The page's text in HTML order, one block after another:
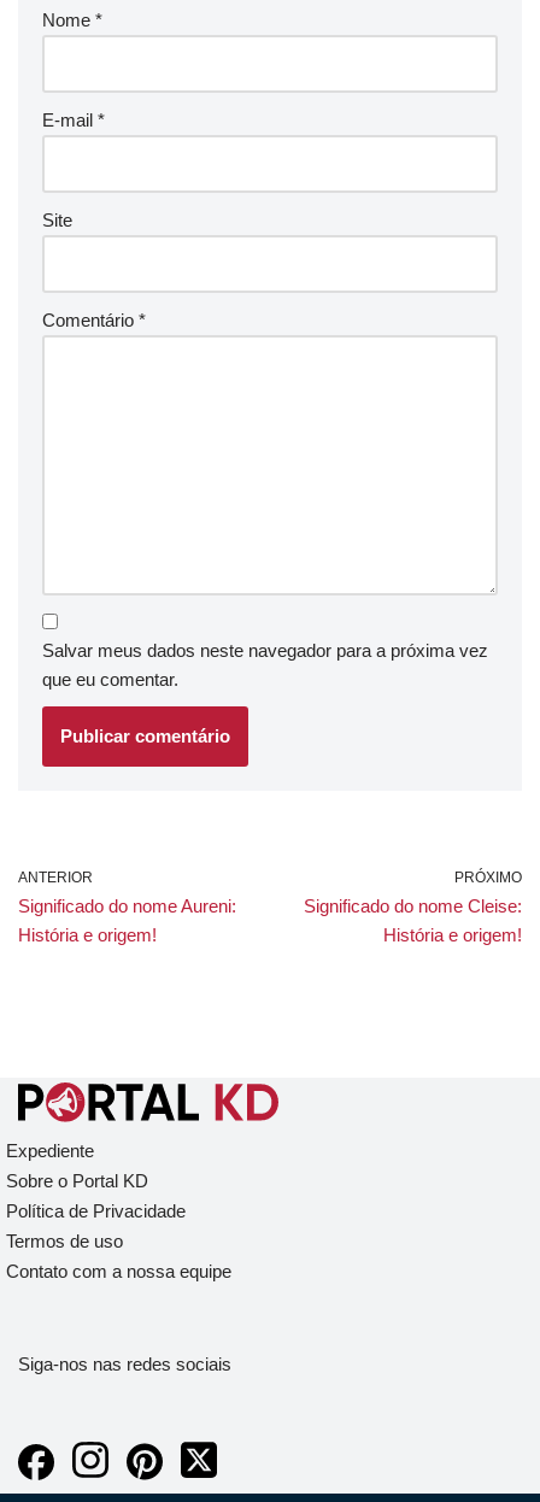
Nome *
E-mail *
Site
Comentário *
Salvar meus dados neste navegador para a próxima vez
que eu comentar.
ANTERIOR
Significado do nome Aureni:
História e origem!
PRÓXIMO
Significado do nome Cleise:
História e origem!
Expediente
Sobre o Portal KD
Política de Privacidade
Termos de uso
Contato com a nossa equipe
Siga-nos nas redes sociais